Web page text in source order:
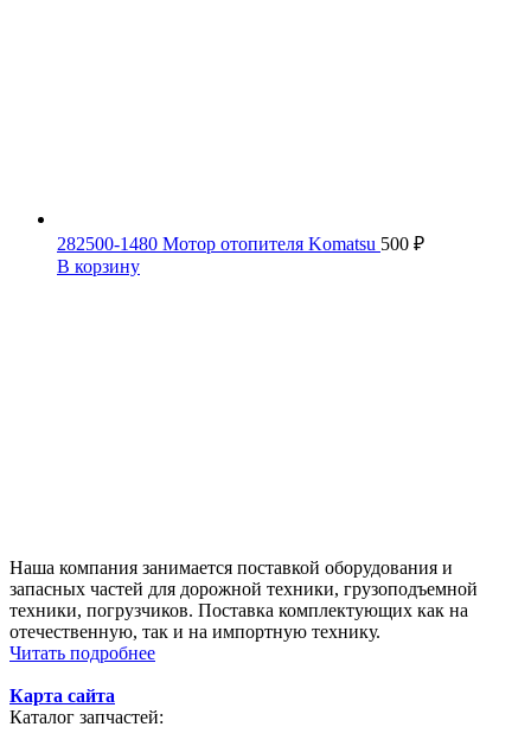
282500-1480 Мотор отопителя Komatsu 500 ₽
В корзину
Наша компания занимается поставкой оборудования и
запасных частей для дорожной техники, грузоподъемной
техники, погрузчиков. Поставка комплектующих как на
отечественную, так и на импортную технику.
Читать подробнее
Карта сайта
Каталог запчастей: